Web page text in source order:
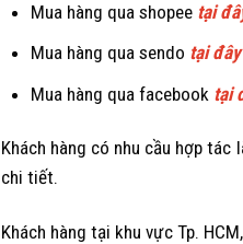
Mua hàng qua shopee tại
Mua hàng qua sendo tại đây
Mua hàng qua facebook tại
Khách hàng có nhu cầu hợp
chi tiết.
Khách hàng tại khu vực Tp.